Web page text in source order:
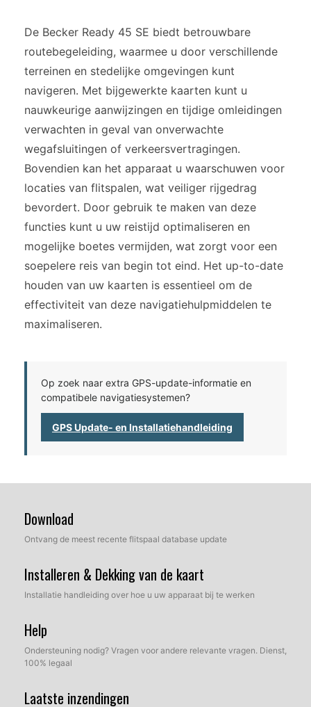
De Becker Ready 45 SE biedt betrouwbare
routebegeleiding, waarmee u door verschillende
terreinen en stedelijke omgevingen kunt
navigeren. Met bijgewerkte kaarten kunt u
nauwkeurige aanwijzingen en tijdige omleidingen
verwachten in geval van onverwachte
wegafsluitingen of verkeersvertragingen.
Bovendien kan het apparaat u waarschuwen voor
locaties van flitspalen, wat veiliger rijgedrag
bevordert. Door gebruik te maken van deze
functies kunt u uw reistijd optimaliseren en
mogelijke boetes vermijden, wat zorgt voor een
soepelere reis van begin tot eind. Het up-to-date
houden van uw kaarten is essentieel om de
effectiviteit van deze navigatiehulpmiddelen te
maximaliseren.
Op zoek naar extra GPS-update-informatie en
compatibele navigatiesystemen?
GPS Update- en Installatiehandleiding
Download
Ontvang de meest recente flitspaal database update
Installeren & Dekking van de kaart
Installatie handleiding over hoe u uw apparaat bij te werken
Help
Ondersteuning nodig? Vragen voor andere relevante vragen. Dienst,
100% legaal
Laatste inzendingen